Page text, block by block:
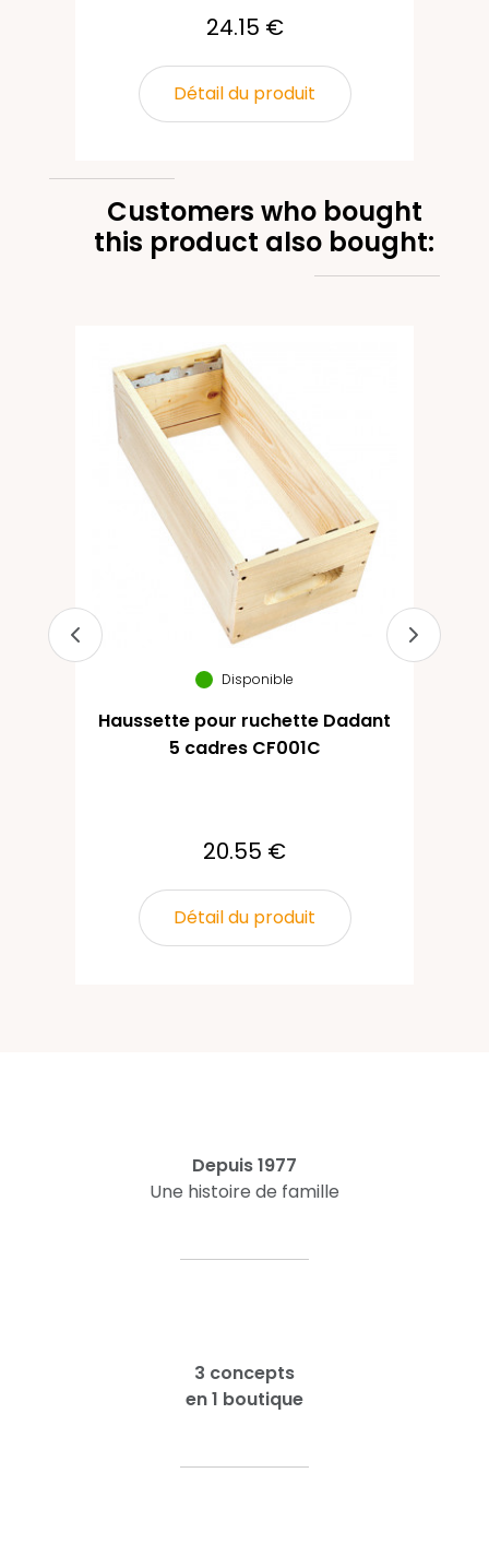
24.15 €
Détail du produit
Customers who bought
this product also bought:
Disponible
Haussette pour ruchette Dadant
5 cadres CF001C
20.55 €
Détail du produit
Depuis 1977
Une histoire de famille
3 concepts
en 1 boutique